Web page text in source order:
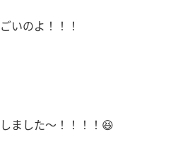
いのよ！！！
ました〜！！！！😆